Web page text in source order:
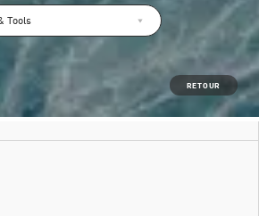
Tools
RETOUR